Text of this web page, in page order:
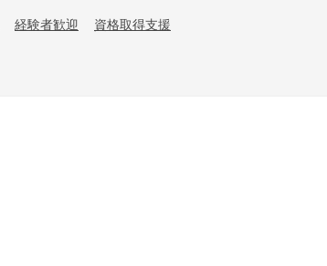
経験者歓迎 資格取得支援